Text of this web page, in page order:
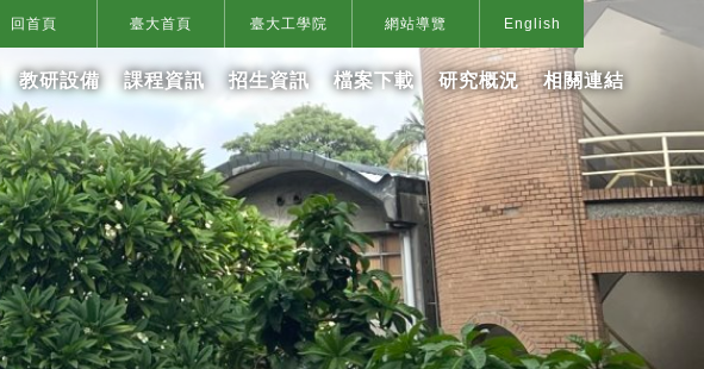
回首頁 臺大首頁 臺大工學院 網站導覽 English
教研設備 課程資訊 招生資訊 檔案下載 研究概況 相關連結